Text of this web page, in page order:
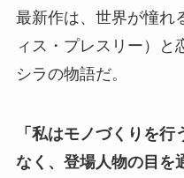
最新作は、世界が憧れ
ィス・プレスリー）と
シラの物語だ。
「私はモノづくりを
なく、登場人物の目を